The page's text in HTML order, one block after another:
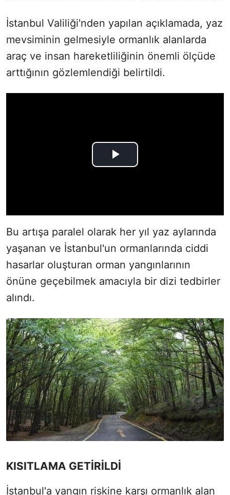
İstanbul Valiliği'nden yapılan açıklamada, yaz
mevsiminin gelmesiyle ormanlık alanlarda
araç ve insan hareketliliğinin önemli ölçüde
arttığının gözlemlendiği belirtildi.
Bu artışa paralel olarak her yıl yaz aylarında
yaşanan ve İstanbul'un ormanlarında ciddi
hasarlar oluşturan orman yangınlarının
önüne geçebilmek amacıyla bir dizi tedbirler
alındı.
KISITLAMA GETİRİLDİ
İstanbul'a yangın riskine karşı ormanlık alan